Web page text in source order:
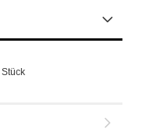
Stück